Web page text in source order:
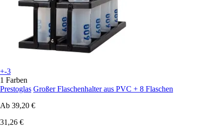
+-3
1 Farben
Prestoglas Großer Flaschenhalter aus PVC + 8 Flaschen
Ab 39,20 €
31,26 €